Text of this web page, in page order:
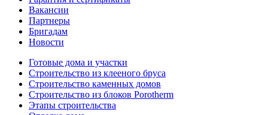
Вакансии
Партнеры
Бригадам
Новости
Готовые дома и участки
Строительство из клееного бруса
Строительство каменных домов
Строительство из блоков Porotherm
Этапы строительства